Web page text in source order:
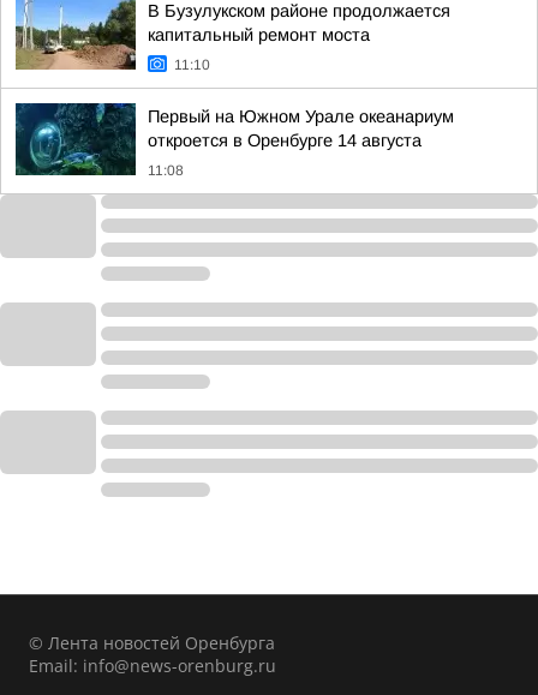
В Бузулукском районе продолжается
капитальный ремонт моста
11:10
Первый на Южном Урале океанариум
откроется в Оренбурге 14 августа
11:08
© Лента новостей Оренбурга
Email: info@news-orenburg.ru